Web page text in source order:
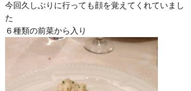
今回久しぶりに行っても顔を覚えてくれていまし
た
６種類の前菜から入り